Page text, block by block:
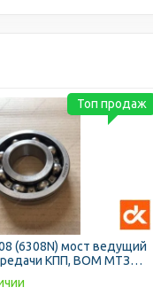
(6308N) мост ведущий
КПП, ВОМ МТЗ
Топ продаж